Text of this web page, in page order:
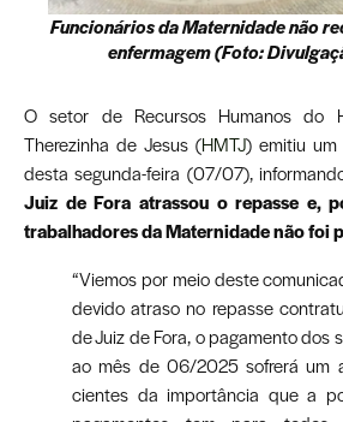
Funcionários da Maternidade não
enfermagem (Foto:
O setor de Recursos Humanos do
Therezinha de Jesus (HMTJ) emitiu
desta segunda-feira (07/07),
Juiz de Fora atrassou o repasse e,
trabalhadores da Maternidade não foi
“Viemos por meio deste
devido atraso no repasse
de Juiz de Fora, o pagamento dos
ao mês de 06/2025 sofrerá um
cientes da importância que a